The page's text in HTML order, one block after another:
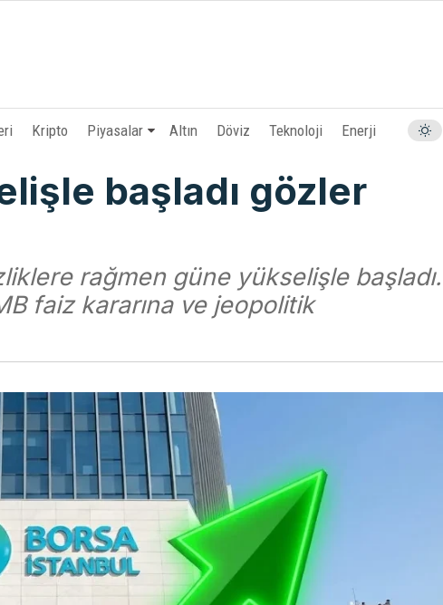
Kripto Piyasalar Altın Döviz Teknoloji Enerji
başladı gözler
rağmen güne yükselişle başladı.
faiz kararına ve jeopolitik